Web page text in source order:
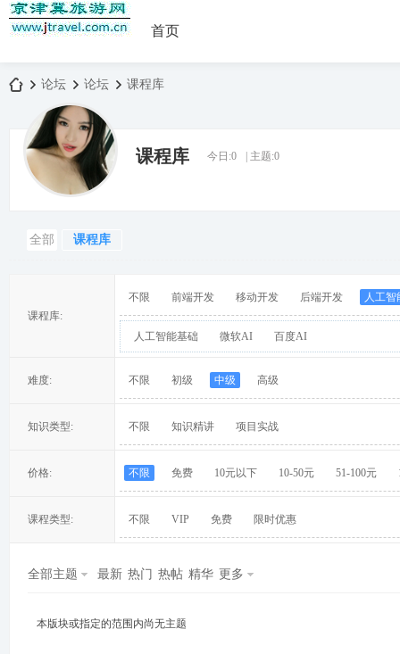
首页
»
论坛
›
论坛 课程库
课程库 今日:0 主题:0
全部 课程库
课程库:
不限 前端开发 移动开发 后端开发 人工智
人工智能基础 微软AI 百度AI
难度: 不限 初级 中级 高级
知识类型: 不限 知识精讲 项目实战
价格: 不限 免费 10元以下 10-50元 51-100元
课程类型: 不限 VIP 免费 限时优惠
全部主题 最新 热门 热帖 精华 更多
本版块或指定的范围内尚无主题